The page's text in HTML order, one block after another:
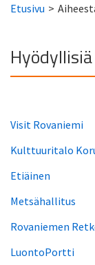
Etusivu >
Visit Rovaniemi
Kulttuuritalo
Etiäinen
Metsähallitus
Rovaniemen
LuontoPortti